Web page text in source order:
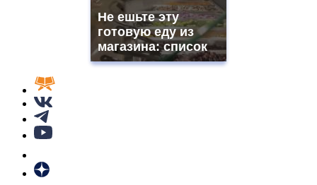
Не ешьте эту
готовую еду из
магазина: список